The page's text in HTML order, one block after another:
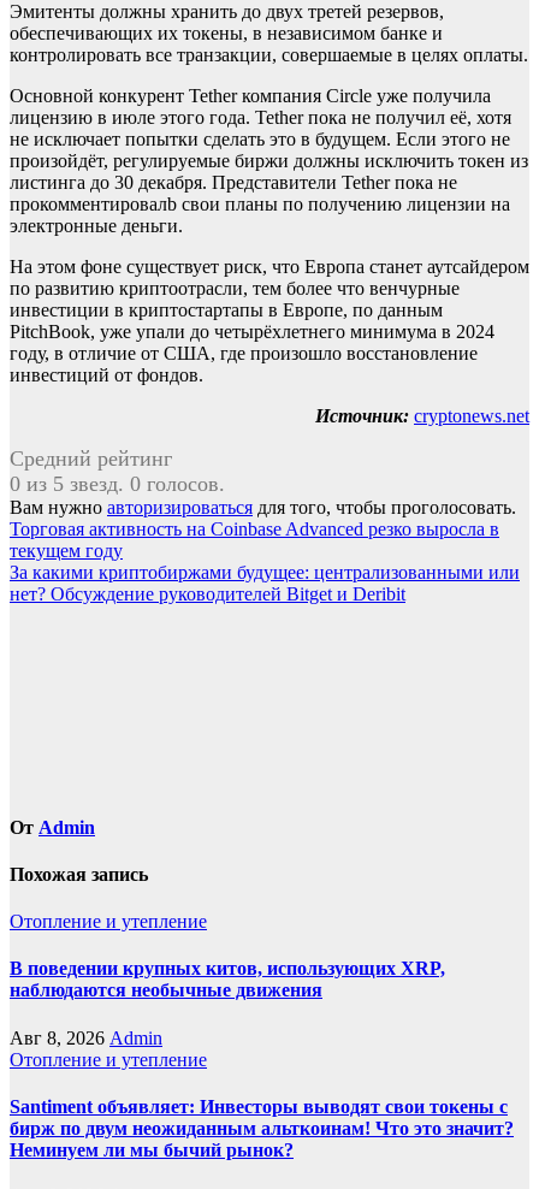
Эмитенты должны хранить до двух третей резервов,
обеспечивающих их токены, в независимом банке и
контролировать все транзакции, совершаемые в целях оплаты.
Основной конкурент Tether компания Circle уже получила
лицензию в июле этого года. Tether пока не получил её, хотя
не исключает попытки сделать это в будущем. Если этого не
произойдёт, регулируемые биржи должны исключить токен из
листинга до 30 декабря. Представители Tether пока не
прокомментировалb свои планы по получению лицензии на
электронные деньги.
На этом фоне существует риск, что Европа станет аутсайдером
по развитию криптоотрасли, тем более что венчурные
инвестиции в криптостартапы в Европе, по данным
PitchBook, уже упали до четырёхлетнего минимума в 2024
году, в отличие от США, где произошло восстановление
инвестиций от фондов.
Источник: cryptonews.net
Средний рейтинг
0 из 5 звезд. 0 голосов.
Вам нужно авторизироваться для того, чтобы проголосовать.
Навигация
по
записям
Торговая активность на Coinbase Advanced резко выросла в
текущем году
За какими криптобиржами будущее: централизованными или
нет? Обсуждение руководителей Bitget и Deribit
От Admin
Похожая запись
Отопление и утепление
В поведении крупных китов, использующих XRP,
наблюдаются необычные движения
Авг 8, 2026 Admin
Отопление и утепление
Santiment объявляет: Инвесторы выводят свои токены с
бирж по двум неожиданным альткоинам! Что это значит?
Неминуем ли мы бычий рынок?